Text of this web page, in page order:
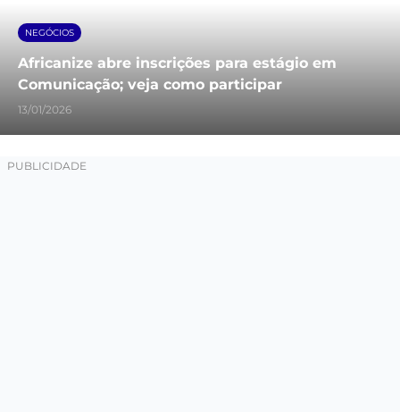
NEGÓCIOS
Africanize abre inscrições para estágio em
Comunicação; veja como participar
13/01/2026